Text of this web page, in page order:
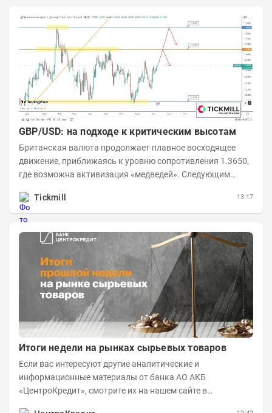
GBP/USD: на подходе к критическим высотам
Британская валюта продолжает плавное восходящее
движение, приближаясь к уровню сопротивления 1.3650,
где возможна активизация «медведей». Следующим
Tickmill
13:17
Итоги недели на рынках сырьевых товаров
Если вас интересуют другие аналитические и
информационные материалы от банка АО АКБ
«ЦентроКредит», смотрите их на нашем сайте в